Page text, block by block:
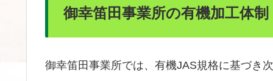
御幸笛田事業所の有機加工体制
御幸笛田事業所では、有機JAS規格に基づき